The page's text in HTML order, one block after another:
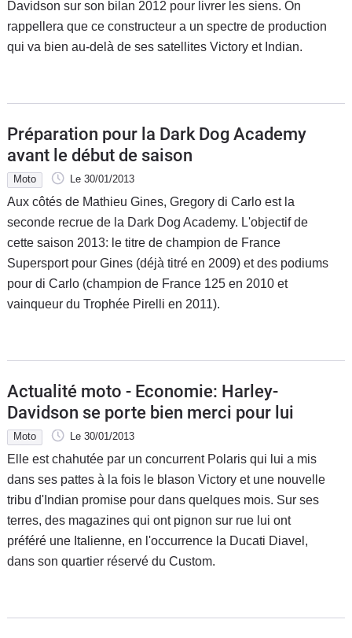
Davidson sur son bilan 2012 pour livrer les siens. On
rappellera que ce constructeur a un spectre de production
qui va bien au-delà de ses satellites Victory et Indian.
Préparation pour la Dark Dog Academy
avant le début de saison
Moto Le 30/01/2013
Aux côtés de Mathieu Gines, Gregory di Carlo est la
seconde recrue de la Dark Dog Academy. L'objectif de
cette saison 2013: le titre de champion de France
Supersport pour Gines (déjà titré en 2009) et des podiums
pour di Carlo (champion de France 125 en 2010 et
vainqueur du Trophée Pirelli en 2011).
Actualité moto - Economie: Harley-
Davidson se porte bien merci pour lui
Moto Le 30/01/2013
Elle est chahutée par un concurrent Polaris qui lui a mis
dans ses pattes à la fois le blason Victory et une nouvelle
tribu d'Indian promise pour dans quelques mois. Sur ses
terres, des magazines qui ont pignon sur rue lui ont
préféré une Italienne, en l'occurrence la Ducati Diavel,
dans son quartier réservé du Custom.